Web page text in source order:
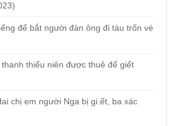
để bắt người đàn ông đi tàu trốn vé
thiếu niên được thuê để giết
chị em người Nga bị gi.ết, ba xác